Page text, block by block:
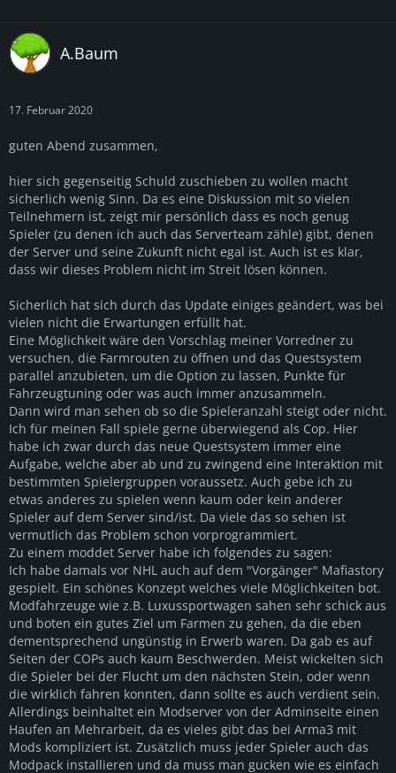
A.Baum
17. Februar 2020
guten Abend zusammen,
hier sich gegenseitig Schuld zuschieben zu wollen macht
sicherlich wenig Sinn. Da es eine Diskussion mit so vielen
Teilnehmern ist, zeigt mir persönlich dass es noch genug
Spieler (zu denen ich auch das Serverteam zähle) gibt, denen
der Server und seine Zukunft nicht egal ist. Auch ist es klar,
dass wir dieses Problem nicht im Streit lösen können.
Sicherlich hat sich durch das Update einiges geändert, was bei
vielen nicht die Erwartungen erfüllt hat.
Eine Möglichkeit wäre den Vorschlag meiner Vorredner zu
versuchen, die Farmrouten zu öffnen und das Questsystem
parallel anzubieten, um die Option zu lassen, Punkte für
Fahrzeugtuning oder was auch immer anzusammeln.
Dann wird man sehen ob so die Spieleranzahl steigt oder nicht.
Ich für meinen Fall spiele gerne überwiegend als Cop. Hier
habe ich zwar durch das neue Questsystem immer eine
Aufgabe, welche aber ab und zu zwingend eine Interaktion mit
bestimmten Spielergruppen voraussetz. Auch gebe ich zu
etwas anderes zu spielen wenn kaum oder kein anderer
Spieler auf dem Server sind/ist. Da viele das so sehen ist
vermutlich das Problem schon vorprogrammiert.
Zu einem moddet Server habe ich folgendes zu sagen:
Ich habe damals vor NHL auch auf dem "Vorgänger" Mafiastory
gespielt. Ein schönes Konzept welches viele Möglichkeiten bot.
Modfahrzeuge wie z.B. Luxussportwagen sahen sehr schick aus
und boten ein gutes Ziel um Farmen zu gehen, da die eben
dementsprechend ungünstig in Erwerb waren. Da gab es auf
Seiten der COPs auch kaum Beschwerden. Meist wickelten sich
die Spieler bei der Flucht um den nächsten Stein, oder wenn
die wirklich fahren konnten, dann sollte es auch verdient sein.
Allerdings beinhaltet ein Modserver von der Adminseite einen
Haufen an Mehrarbeit, da es vieles gibt das bei Arma3 mit
Mods kompliziert ist. Zusätzlich muss jeder Spieler auch das
Modpack installieren und da muss man gucken wie es einfach